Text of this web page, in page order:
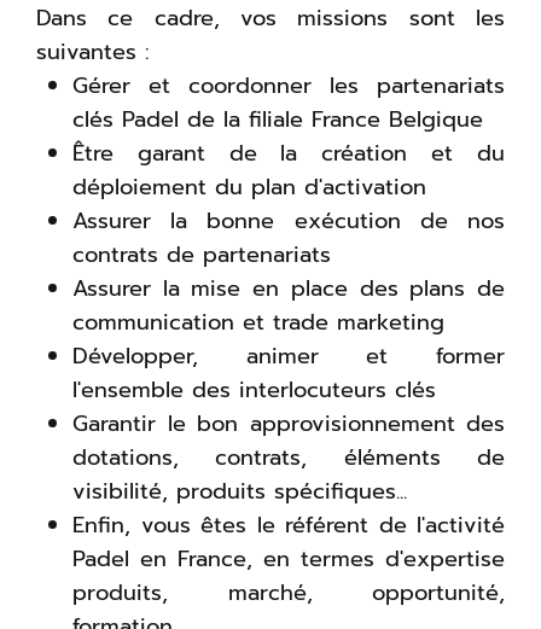
Dans ce cadre, vos missions sont les
suivantes :
Gérer et coordonner les partenariats
clés Padel de la filiale France Belgique
Être garant de la création et du
déploiement du plan d'activation
Assurer la bonne exécution de nos
contrats de partenariats
Assurer la mise en place des plans de
communication et trade marketing
Développer, animer et former
l'ensemble des interlocuteurs clés
Garantir le bon approvisionnement des
dotations, contrats, éléments de
visibilité, produits spécifiques...
Enfin, vous êtes le référent de l'activité
Padel en France, en termes d'expertise
produits, marché, opportunité,